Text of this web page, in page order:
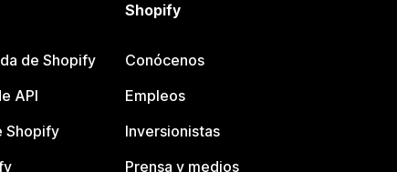
de Shopify
API
Shopify
Shopify
Conócenos
Empleos
Inversionistas
Prensa y medios